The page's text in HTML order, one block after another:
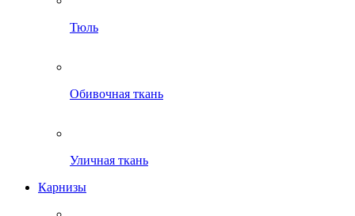
Тюль
Обивочная ткань
Уличная ткань
Карнизы